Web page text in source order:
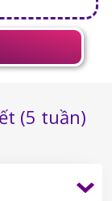
(5 tuần)